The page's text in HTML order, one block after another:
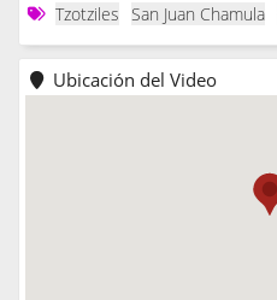
Tzotziles
San Juan Chamula
Ubicación del Video